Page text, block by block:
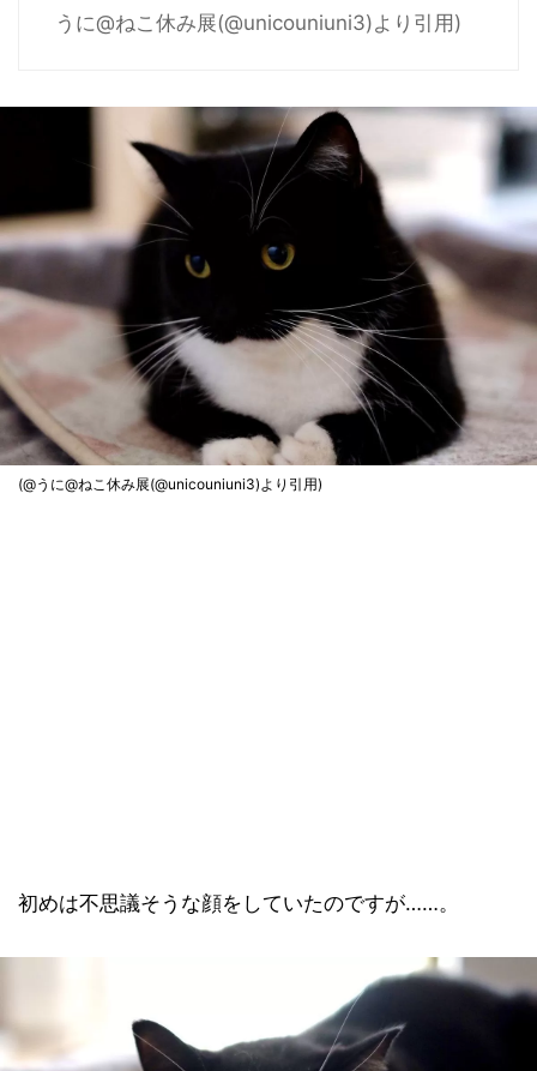
うに@ねこ休み展(@unicouniuni3)より引用)
(@うに@ねこ休み展(@unicouniuni3)より引用)
初めは不思議そうな顔をしていたのですが……。